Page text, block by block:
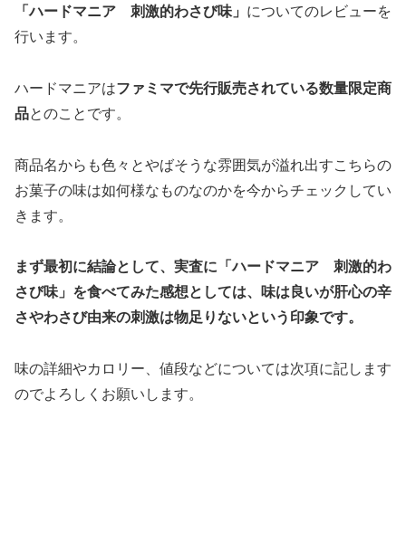
「ハードマニア 刺激的わさび味」 についてのレビューを
行います。
ハードマニアはファミマで先行販売されている数量限定商
品とのことです。
商品名からも色々とやばそうな雰囲気が溢れ出すこちらの
お菓子の味は如何様なものなのかを今からチェックしてい
きます。
まず最初に結論として、実査に「ハードマニア 刺激的わ
さび味」を食べてみた感想としては、味は良いが肝心の辛
さやわさび由来の刺激は物足りないという印象です。
味の詳細やカロリー、値段などについては次項に記します
のでよろしくお願いします。